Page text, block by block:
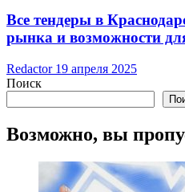
Все тендеры в
рынка и возможности
Redactor 19 апреля 2025
Поиск
Возможно, вы